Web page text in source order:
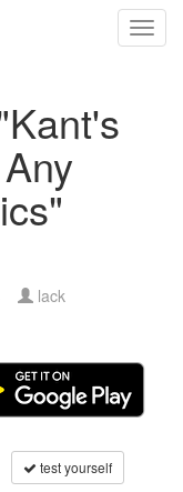
lack
test yourself